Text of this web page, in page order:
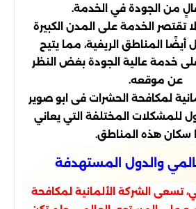
من الجودة في الخدمة.
تقتصر الخدمة على المدن الكبيرة
المناطق الريفية، مما يتيح
خدمة عالية الجودة بغض النظر
عن موقعه.
لمكافحة الحشرات فى ابو صوير
للمشكلات المختلفة التي يعاني
سكان هذه المناطق.
والدول المستهدفة
تسعى الشركة الألمانية لمكافحة